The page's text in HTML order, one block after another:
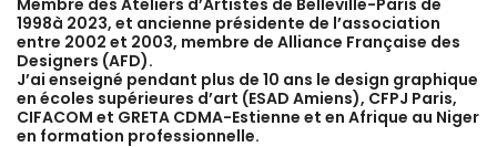
1998à 2023, et ancienne présidente de l’association
entre 2002 et 2003, membre de Alliance Française des
Designers (AFD).
J’ai enseigné pendant plus de 10 ans le design graphique
en écoles supérieures d’art (ESAD Amiens), CFPJ Paris,
CIFACOM et GRETA CDMA-Estienne et en Afrique au Niger
en formation professionnelle.